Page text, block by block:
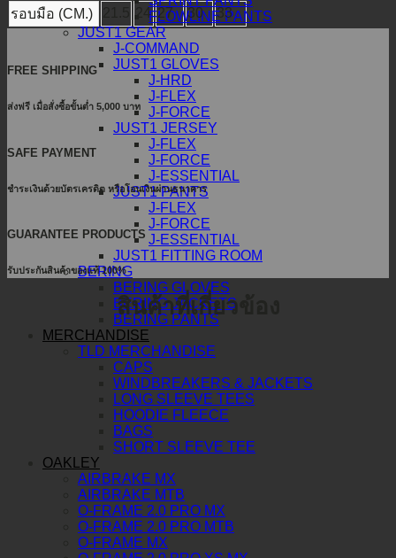
FLOWLINE PANTS
JUST1 GEAR
J-COMMAND
JUST1 GLOVES
J-HRD
J-FLEX
J-FORCE
JUST1 JERSEY
J-FLEX
J-FORCE
J-ESSENTIAL
JUST1 PANTS
J-FLEX
J-FORCE
J-ESSENTIAL
JUST1 FITTING ROOM
BERING
BERING GLOVES
BERING JACKETS
BERING PANTS
MERCHANDISE
TLD MERCHANDISE
CAPS
WINDBREAKERS & JACKETS
LONG SLEEVE TEES
HOODIE FLEECE
BAGS
SHORT SLEEVE TEE
OAKLEY
AIRBRAKE MX
AIRBRAKE MTB
O-FRAME 2.0 PRO MX
O-FRAME 2.0 PRO MTB
O-FRAME MX
รอบมือ (CM.)
24 27 30 33
FREE SHIPPING
ส่งฟรี เมื่อสั่งซื้อขั้นต่ำ 5,000 บาท
SAFE PAYMENT
ชำระเงินด้วยบัตรเครดิต หรือโอนเงินผ่านธนาคาร
GUARANTEE PRODUCTS
รับประกันสินค้าของแท้ 100%
สินค้าที่เกี่ยวข้อง